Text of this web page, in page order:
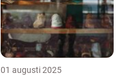
01 augusti 2025